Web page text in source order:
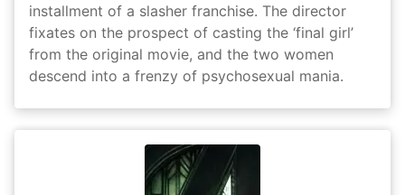
installment of a slasher franchise. The director
fixates on the prospect of casting the ‘final girl’
from the original movie, and the two women
descend into a frenzy of psychosexual mania.